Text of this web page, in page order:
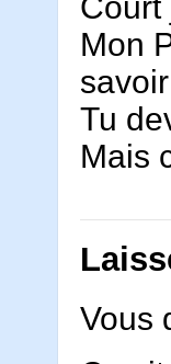
Mon
Tu
Mais
Vous